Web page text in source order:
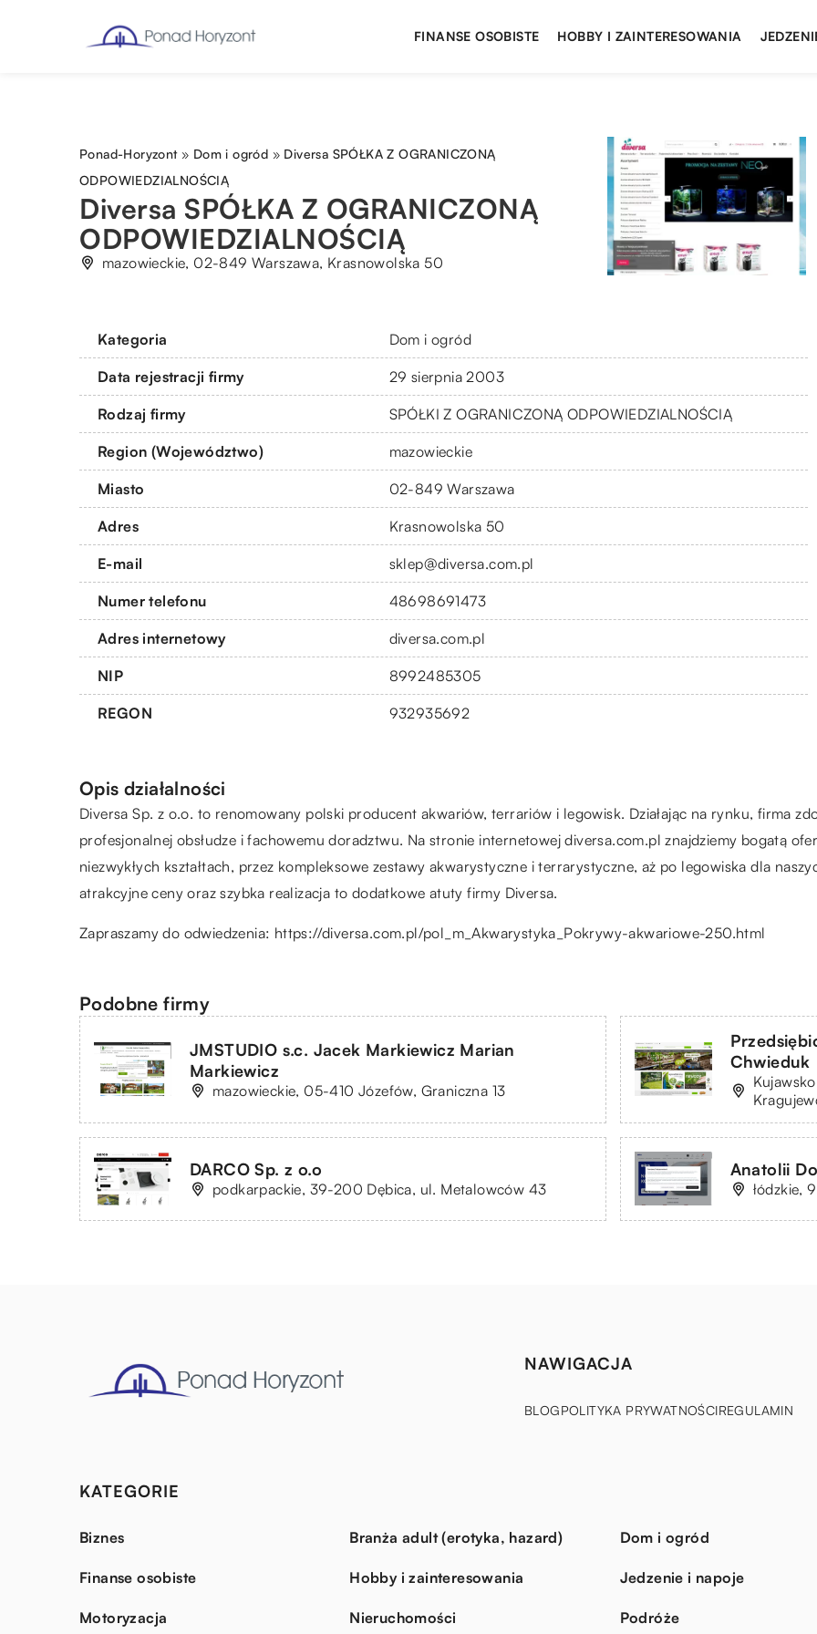
FINANSE OSOBISTE HOBBY I ZAINTERESOWANIA
Ponad-Horyzont» Dom i ogród » Diversa SPÓŁKA Z OGRANICZONĄ
ODPOWIEDZIALNOŚCIĄ
Diversa SPÓŁKA Z OGRANICZONĄ
ODPOWIEDZIALNOŚCIĄ
mazowieckie, 02-849 Warszawa, Krasnowolska 50
Kategoria Dom i ogród
Data rejestracji firmy 29 sierpnia 2003
Rodzaj firmy SPÓŁKI Z OGRANICZONĄ ODPOWIEDZIALNOŚCIĄ
Region (Województwo) mazowieckie
Miasto 02-849 Warszawa
Adres Krasnowolska 50
E-mail sklep@diversa.com.pl
Numer telefonu 48698691473
Adres internetowy diversa.com.pl
NIP 8992485305
REGON 932935692
Opis działalności
Diversa Sp. z o.o. to renomowany polski producent akwariów, terrariów i legowisk. Działając na rynku, firma
profesjonalnej obsłudze i fachowemu doradztwu. Na stronie internetowej diversa.com.pl znajdziemy bogatą
niezwykłych kształtach, przez kompleksowe zestawy akwarystyczne i terrarystyczne, aż po legowiska dla
atrakcyjne ceny oraz szybka realizacja to dodatkowe atuty firmy Diversa.
Zapraszamy do odwiedzenia: https://diversa.com.pl/pol_m_Akwarystyka_Pokrywy-akwariowe-250.html
Podobne firmy
JMSTUDIO s.c. Jacek Markiewicz Marian
Markiewicz
mazowieckie, 05-410 Józefów, Graniczna 13
Chwieduk
DARCO Sp. z o.o
podkarpackie, 39-200 Dębica, ul. Metalowców 43
Anatolii
łódzkie,
NAWIGACJA
BLOGPOLITYKA PRYWATNOŚCIREGULAMIN
KATEGORIE
Biznes Branża adult (erotyka, hazard) Dom i ogród
Finanse osobiste Hobby i zainteresowania Jedzenie i napoje
Motoryzacja Nieruchomości Podróże